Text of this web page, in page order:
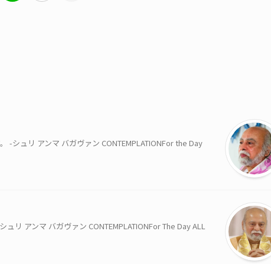
-シュリ アンマ バガヴァン CONTEMPLATIONFor the Day
リ アンマ バガヴァン CONTEMPLATIONFor The Day ALL